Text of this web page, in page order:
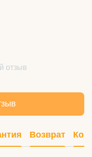
отзыв
Возврат